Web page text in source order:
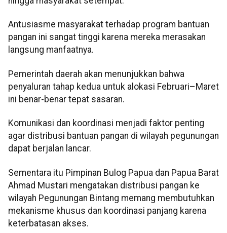
Antusiasme masyarakat terhadap program bantuan
pangan ini sangat tinggi karena mereka merasakan
langsung manfaatnya.
Pemerintah daerah akan menunjukkan bahwa
penyaluran tahap kedua untuk alokasi Februari–Maret
ini benar-benar tepat sasaran.
Komunikasi dan koordinasi menjadi faktor penting
agar distribusi bantuan pangan di wilayah pegunungan
dapat berjalan lancar.
Sementara itu Pimpinan Bulog Papua dan Papua Barat
Ahmad Mustari mengatakan distribusi pangan ke
wilayah Pegunungan Bintang memang membutuhkan
mekanisme khusus dan koordinasi panjang karena
keterbatasan akses.